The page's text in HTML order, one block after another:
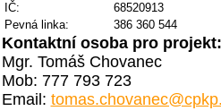
IČ:
68520913
Pevná linka:
386 360 544
Kontaktní osoba pro projekt:
Mgr. Tomáš Chovanec
Mob: 777 793 723
Email: